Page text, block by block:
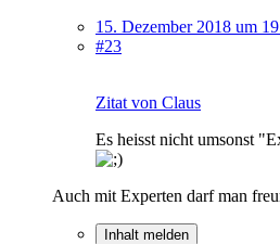
15. Dezember 2018 um
#23
Zitat von Claus
Es heisst nicht umsonst
Auch mit Experten darf man
Inhalt melden